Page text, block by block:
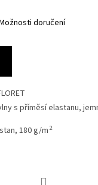
doručení
s příměsí elastanu,
180 g/m 2